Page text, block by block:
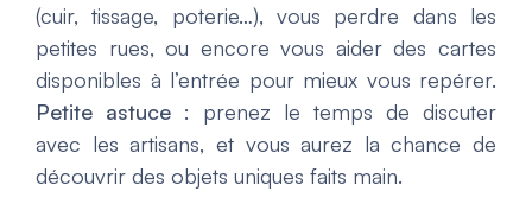
(cuir, tissage, poterie…), vous perdre dans les
petites rues, ou encore vous aider des cartes
disponibles à l’entrée pour mieux vous repérer.
Petite astuce : prenez le temps de discuter
avec les artisans, et vous aurez la chance de
découvrir des objets uniques faits main.